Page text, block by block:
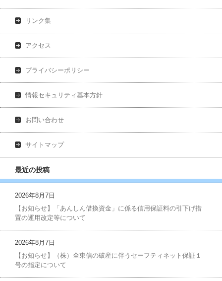
リンク集
アクセス
プライバシーポリシー
情報セキュリティ基本方針
お問い合わせ
サイトマップ
最近の投稿
2026年8月7日
【お知らせ】「あんしん借換資金」に係る信用保証料の引下げ措
置の運用改定等について
2026年8月7日
【お知らせ】（株）全東信の破産に伴うセーフティネット保証１
号の指定について